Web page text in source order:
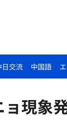
日交流 中国語
現象